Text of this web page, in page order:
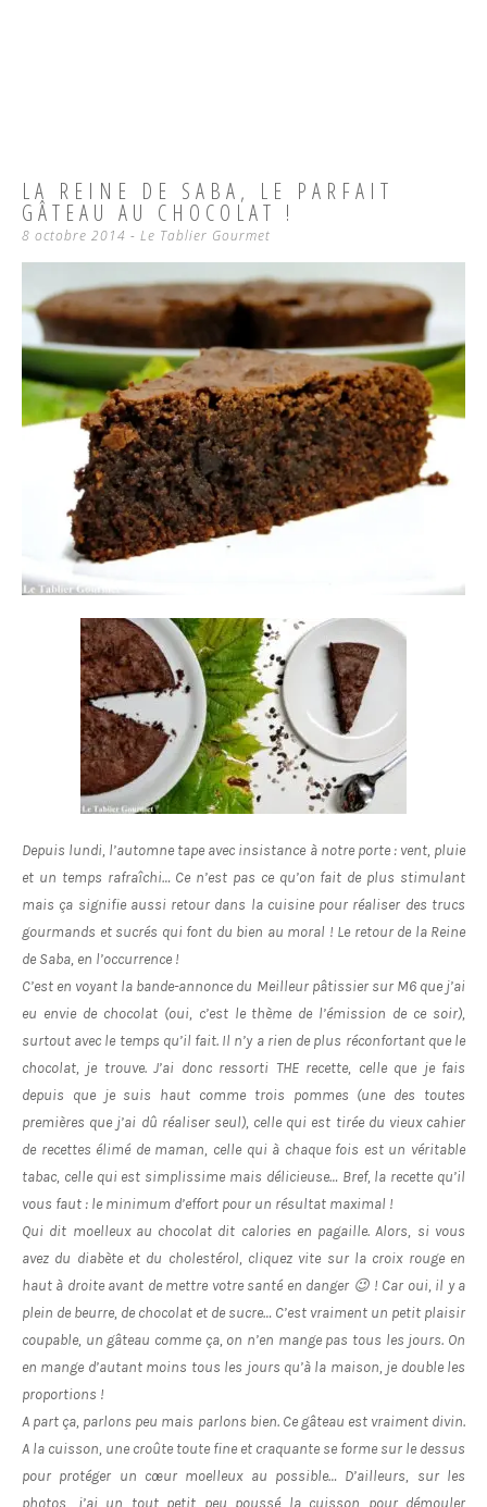
LA REINE DE SABA, LE PARFAIT
GÂTEAU AU CHOCOLAT !
8 octobre 2014 - Le Tablier Gourmet
Depuis lundi, l’automne tape avec insistance à notre porte : vent, pluie
et un temps rafraîchi… Ce n’est pas ce qu’on fait de plus stimulant
mais ça signifie aussi retour dans la cuisine pour réaliser des trucs
gourmands et sucrés qui font du bien au moral ! Le retour de la Reine
de Saba, en l’occurrence !
C’est en voyant la bande-annonce du Meilleur pâtissier sur M6 que j’ai
eu envie de chocolat (oui, c’est le thème de l’émission de ce soir),
surtout avec le temps qu’il fait. Il n’y a rien de plus réconfortant que le
chocolat, je trouve. J’ai donc ressorti THE recette, celle que je fais
depuis que je suis haut comme trois pommes (une des toutes
premières que j’ai dû réaliser seul), celle qui est tirée du vieux cahier
de recettes élimé de maman, celle qui à chaque fois est un véritable
tabac, celle qui est simplissime mais délicieuse… Bref, la recette qu’il
vous faut : le minimum d’effort pour un résultat maximal !
Qui dit moelleux au chocolat dit calories en pagaille. Alors, si vous
avez du diabète et du cholestérol, cliquez vite sur la croix rouge en
haut à droite avant de mettre votre santé en danger 😉 ! Car oui, il y a
plein de beurre, de chocolat et de sucre… C’est vraiment un petit plaisir
coupable, un gâteau comme ça, on n’en mange pas tous les jours. On
en mange d’autant moins tous les jours qu’à la maison, je double les
proportions !
A part ça, parlons peu mais parlons bien. Ce gâteau est vraiment divin.
A la cuisson, une croûte toute fine et craquante se forme sur le dessus
pour protéger un cœur moelleux au possible… D’ailleurs, sur les
photos, j’ai un tout petit peu poussé la cuisson pour démouler